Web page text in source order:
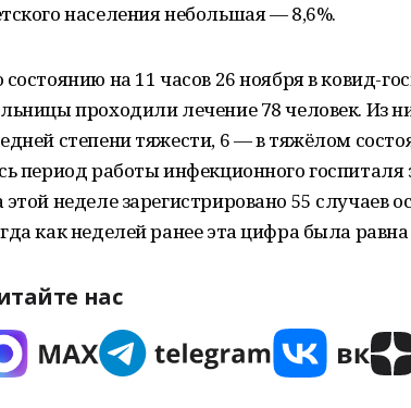
населения небольшая — 8,6%.
состоянию на 11 часов 26 ноября в ковид-
проходили лечение 78 человек. Из
степени тяжести, 6 — в тяжёлом
период работы инфекционного
этой неделе зарегистрировано 55 случаев
как неделей ранее эта цифра была равна
нас